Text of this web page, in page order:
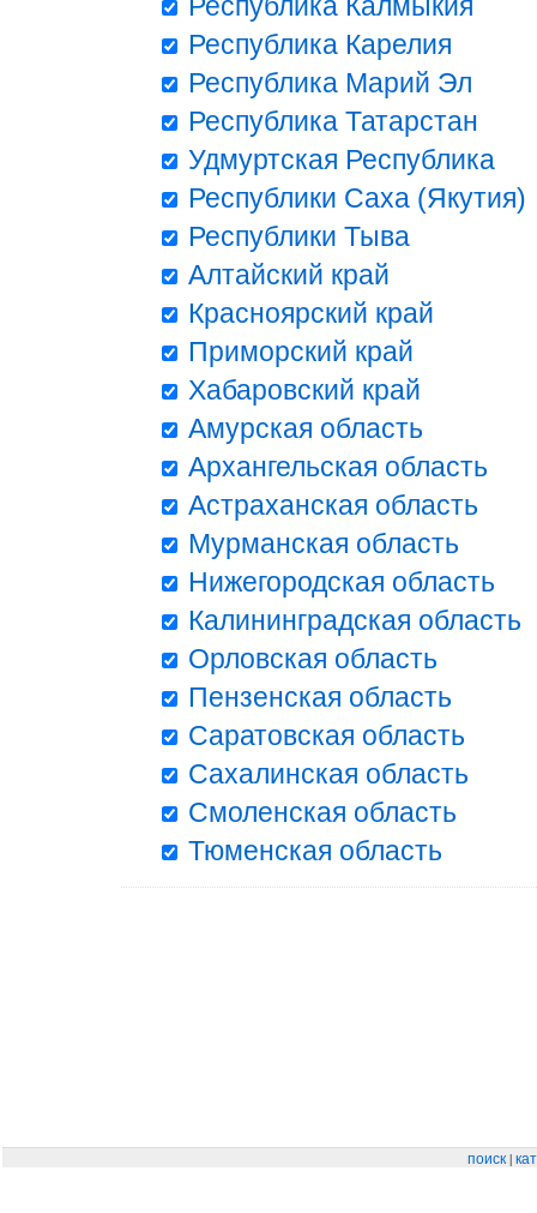
Республика Карелия
Республика Марий Эл
Республика Татарстан
Удмуртская Республика
Республики Саха (Якутия)
Республики Тыва
Алтайский край
Красноярский край
Приморский край
Хабаровский край
Амурская область
Архангельская область
Астраханская область
Мурманская область
Нижегородская область
Калининградская область
Орловская область
Пензенская область
Саратовская область
Сахалинская область
Смоленская область
Тюменская область
поиск|